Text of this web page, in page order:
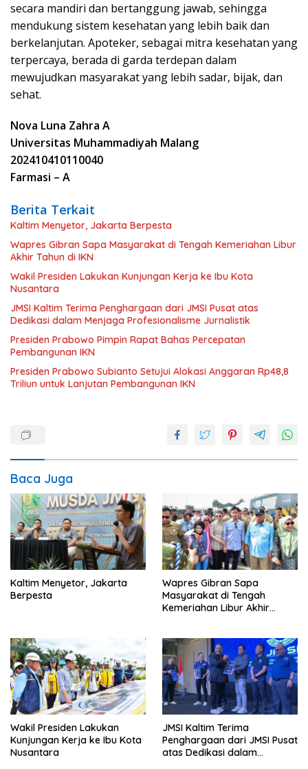
secara mandiri dan bertanggung jawab, sehingga
mendukung sistem kesehatan yang lebih baik dan
berkelanjutan. Apoteker, sebagai mitra kesehatan yang
terpercaya, berada di garda terdepan dalam
mewujudkan masyarakat yang lebih sadar, bijak, dan
sehat.
Nova Luna Zahra A
Universitas Muhammadiyah Malang
202410410110040
Farmasi – A
Berita Terkait
Kaltim Menyetor, Jakarta Berpesta
Wapres Gibran Sapa Masyarakat di Tengah Kemeriahan Libur
Akhir Tahun di IKN
Wakil Presiden Lakukan Kunjungan Kerja ke Ibu Kota
Nusantara
JMSI Kaltim Terima Penghargaan dari JMSI Pusat atas
Dedikasi dalam Menjaga Profesionalisme Jurnalistik
Presiden Prabowo Pimpin Rapat Bahas Percepatan
Pembangunan IKN
Presiden Prabowo Subianto Setujui Alokasi Anggaran Rp48,8
Triliun untuk Lanjutan Pembangunan IKN
Baca Juga
Kaltim Menyetor, Jakarta
Berpesta
Wapres Gibran Sapa
Masyarakat di Tengah
Kemeriahan Libur Akhir
Wakil Presiden Lakukan
Kunjungan Kerja ke Ibu Kota
Nusantara
JMSI Kaltim Terima
Penghargaan dari JMSI Pusat
atas Dedikasi dalam